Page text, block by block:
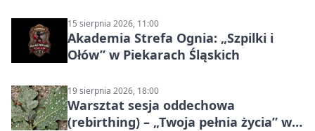
15 sierpnia 2026, 11:00
Akademia Strefa Ognia: „Szpilki i
Ołów” w Piekarach Śląskich
19 sierpnia 2026, 18:00
Warsztat sesja oddechowa
(rebirthing) – „Twoja pełnia życia” w